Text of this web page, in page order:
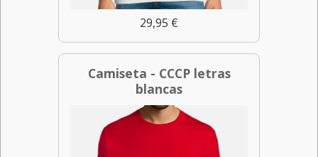
29,95 €
Camiseta - CCCP letras
blancas